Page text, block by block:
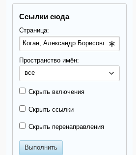
Ссылки сюда
Страница:
Пространство имён:
все
Скрыть включения
Скрыть ссылки
Скрыть перенаправления
Выполнить